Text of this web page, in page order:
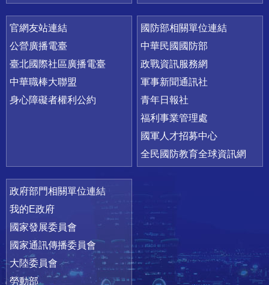
官網友站連結
公營廣播電臺
臺北國際社區廣播電臺
中華職棒大聯盟
身心障礙者權利公約
國防部相關單位連結
中華民國國防部
政戰資訊服務網
軍事新聞通訊社
青年日報社
福利事業管理處
國軍人才招募中心
全民國防教育全球資訊網
政府部門相關單位連結
我的E政府
國家發展委員會
國家通訊傳播委員會
大陸委員會
勞動部